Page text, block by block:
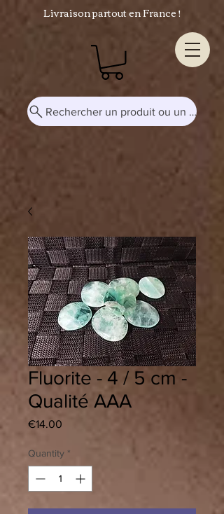
Livraison partout en France !
Rechercher un produit ou un mot-
Fluorite - 4 / 5 cm -
Qualité AAA
€14.00
Quantity *